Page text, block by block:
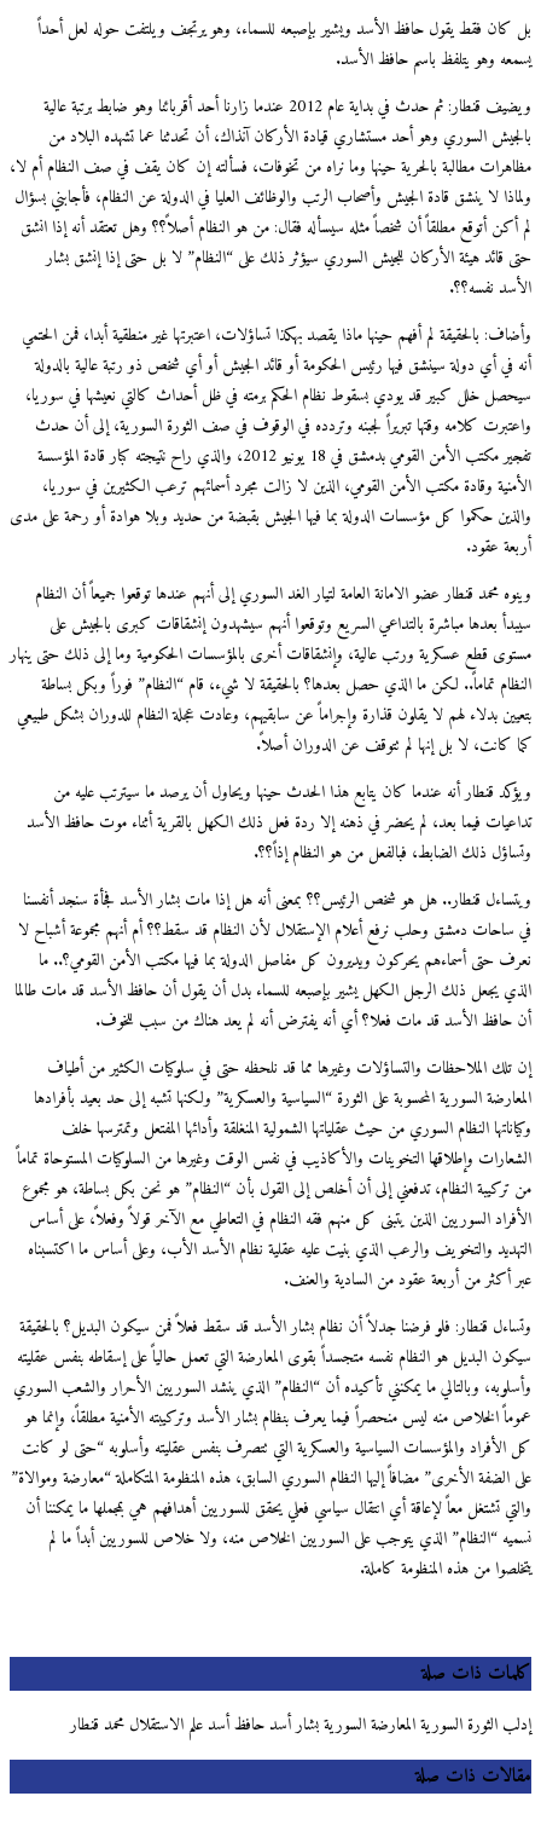
فقط يقول حافظ الأسد ويشير بإصبعه للسماء، وهو يرتجف ويلتفت حوله لعل أحداً
وهو يتلفظ باسم حافظ الأسد.
ويضيف قنطار: ثم حدث في بداية عام 2012 عندما زارنا أحد أقربائنا وهو ضابط برتبة عالية
السوري وهو أحد مستشاري قيادة الأركان آنذاك، أن تحدثنا عما تشهده البلاد من
مطالبة بالحرية حينها وما نراه من تخوفات، فسألته إن كان يقف في صف النظام أم لا،
لا ينشق قادة الجيش وأصحاب الرتب والوظائف العليا في الدولة عن النظام، فأجابني بسؤال
أتوقع مطلقاً أن شخصاً مثله سيسأله فقال: من هو النظام أصلاً؟؟ وهل تعتقد أنه إذا انشق
قائد هيئة الأركان للجيش السوري سيؤثر ذلك على “النظام” لا بل حتى إذا إنشق بشار
نفسه؟؟.
بالحقيقة لم أفهم حينها ماذا يقصد بهكذا تساؤلات، اعتبرتها غير منطقية أبدا، فمن الحتمي
في أي دولة سينشق فيها رئيس الحكومة أو قائد الجيش أو أي شخص ذو رتبة عالية بالدولة
خلل كبير قد يودي بسقوط نظام الحكم برمته في ظل أحداث كالتي نعيشها في سوريا،
كلامه وقتها تبريراً لجبنه وتردده في الوقوف في صف الثورة السورية، إلى أن حدث
تفجير مكتب الأمن القومي بدمشق في 18 يونيو 2012، والذي راح نتيجته كبار قادة المؤسسة
وقادة مكتب الأمن القومي، الذين لا زالت مجرد أسمائهم ترعب الكثيرين في سوريا،
حكموا كل مؤسسات الدولة بما فيها الجيش بقبضة من حديد وبلا هوادة أو رحمة على مدى
عقود.
محمد قنطار عضو الامانة العامة لتيار الغد السوري إلى أنهم عندها توقعوا جميعاً أن النظام
بعدها مباشرة بالتداعي السريع وتوقعوا أنهم سيشهدون إنشقاقات كبرى بالجيش على
قطع عسكرية ورتب عالية، وإنشقاقات أخرى بالمؤسسات الحكومية وما إلى ذلك حتى ينهار
تماماً.. لكن ما الذي حصل بعدها؟ بالحقيقة لا شيء، قام “النظام” فوراً وبكل بساطة
بدلاء لهم لا يقلون قذارة وإجراماً عن سابقيهم، وعادت عجلة النظام للدوران بشكل طبيعي
كانت، لا بل إنها لم تتوقف عن الدوران أصلاً.
قنطار أنه عندما كان يتابع هذا الحدث حينها ويحاول أن يرصد ما سيترتب عليه من
فيما بعد، لم يحضر في ذهنه إلا ردة فعل ذلك الكهل بالقرية أثناء موت حافظ الأسد
ذلك الضابط، فبالفعل من هو النظام إذاً؟؟.
قنطار.. هل هو شخص الرئيس؟؟ بمعنى أنه هل إذا مات بشار الأسد فجأة سنجد أنفسنا
دمشق وحلب نرفع أعلام الإستقلال لأن النظام قد سقط؟؟ أم أنهم مجموعة أشباح لا
حتى أسماءهم يحركون ويديرون كل مفاصل الدولة بما فيها مكتب الأمن القومي؟.. ما
يجعل ذلك الرجل الكهل يشير بإصبعه للسماء بدل أن يقول أن حافظ الأسد قد مات طالما
الأسد قد مات فعلا؟ أي أنه يفترض أنه لم يعد هناك من سبب للخوف.
الملاحظات والتساؤلات وغيرها مما قد نلحظه حتى في سلوكيات الكثير من أطياف
السورية المحسوبة على الثورة “السياسية والعسكرية” ولكنها تشبه إلى حد بعيد بأفرادها
النظام السوري من حيث عقلياتها الشمولية المنغلقة وأدائها المفتعل وتمترسها خلف
وإطلاقها التخوينات والأكاذيب في نفس الوقت وغيرها من السلوكيات المستوحاة تماماً
النظام، تدفعني إلى أن أخلص إلى القول بأن “النظام” هو نحن بكل بساطة، هو مجموع
السوريين الذين يتبنى كل منهم فقه النظام في التعاطي مع الآخر قولاً وفعلاً، على أساس
والتخويف والرعب الذي بنيت عليه عقلية نظام الأسد الأب، وعلى أساس ما اكتسبناه
أكثر من أربعة عقود من السادية والعنف.
قنطار: فلو فرضنا جدلاً أن نظام بشار الأسد قد سقط فعلاً فمن سيكون البديل؟ بالحقيقة
البديل هو النظام نفسه متجسداً بقوى المعارضة التي تعمل حالياً على إسقاطه بنفس عقليته
وبالتالي ما يمكنني تأكيده أن “النظام” الذي ينشد السوريين الأحرار والشعب السوري
الخلاص منه ليس منحصراً فيما يعرف بنظام بشار الأسد وتركيبته الأمنية مطلقاً، وإنما هو
والمؤسسات السياسية والعسكرية التي تتصرف بنفس عقليته وأسلوبه “حتى لو كانت
الأخرى” مضافاً إليها النظام السوري السابق، هذه المنظومة المتكاملة “معارضة وموالاة”
تشتغل معاً لإعاقة أي انتقال سياسي فعلي يحقق للسوريين أهدافهم هي بمجملها ما يمكننا أن
“النظام” الذي يتوجب على السوريين الخلاص منه، ولا خلاص للسوريين أبداً ما لم
من هذه المنظومة كاملة.
ذات صلة
الثورة السورية المعارضة السورية بشار أسد حافظ أسد علم الاستقلال محمد قنطار
ذات صلة